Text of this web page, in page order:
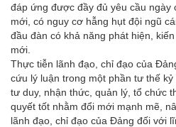
đáp ứng được đầy đủ yêu cầu ngày
mới, có nguy cơ hẫng hụt đội ngũ
đầu đàn có khả năng phát hiện,
mới.
Thực tiễn lãnh đạo, chỉ đạo của
cứu lý luận trong một phần tư thế
tư duy, nhận thức, quản lý, tổ chức
quyết tốt nhằm đổi mới mạnh mẽ,
lãnh đạo, chỉ đạo của Đảng đối với